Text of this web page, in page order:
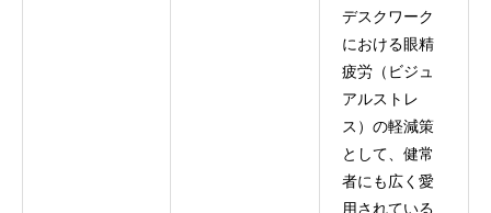
デスクワーク
における眼精
疲労（ビジュ
アルストレ
ス）の軽減策
として、健常
者にも広く愛
用されている